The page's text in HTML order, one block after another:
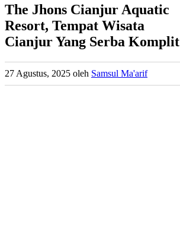
The Jhons Cianjur Aquatic
Resort, Tempat Wisata
Cianjur Yang Serba Komplit
27 Agustus, 2025 oleh Samsul Ma'arif